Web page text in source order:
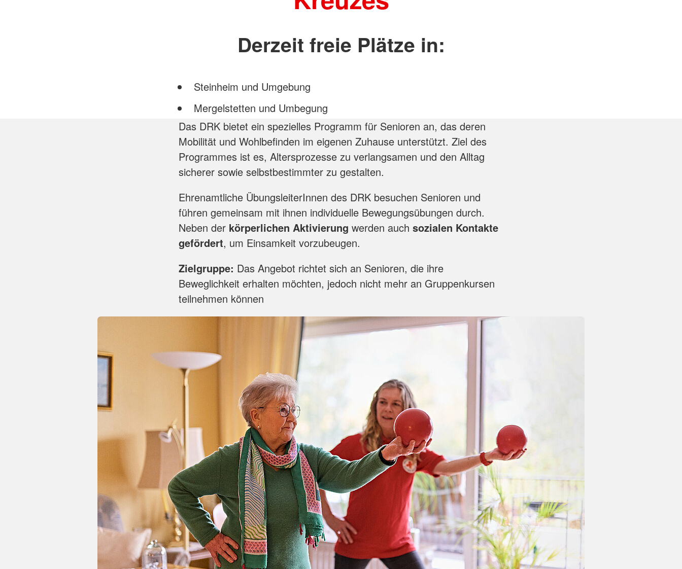
Derzeit freie Plätze in:
Steinheim und Umgebung
Mergelstetten und Umbegung
Das DRK bietet ein spezielles Programm für Senioren an, das deren
Mobilität und Wohlbefinden im eigenen Zuhause unterstützt. Ziel des
Programmes ist es, Altersprozesse zu verlangsamen und den Alltag
sicherer sowie selbstbestimmter zu gestalten.
Ehrenamtliche ÜbungsleiterInnen des DRK besuchen Senioren und
führen gemeinsam mit ihnen individuelle Bewegungsübungen durch.
Neben der körperlichen Aktivierung werden auch sozialen Kontakte
gefördert, um Einsamkeit vorzubeugen.
Zielgruppe: Das Angebot richtet sich an Senioren, die ihre
Beweglichkeit erhalten möchten, jedoch nicht mehr an Gruppenkursen
teilnehmen können